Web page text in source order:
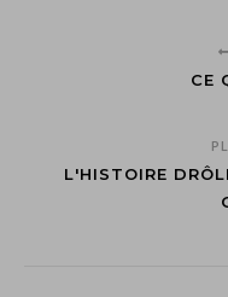
CE
L'HISTOIRE